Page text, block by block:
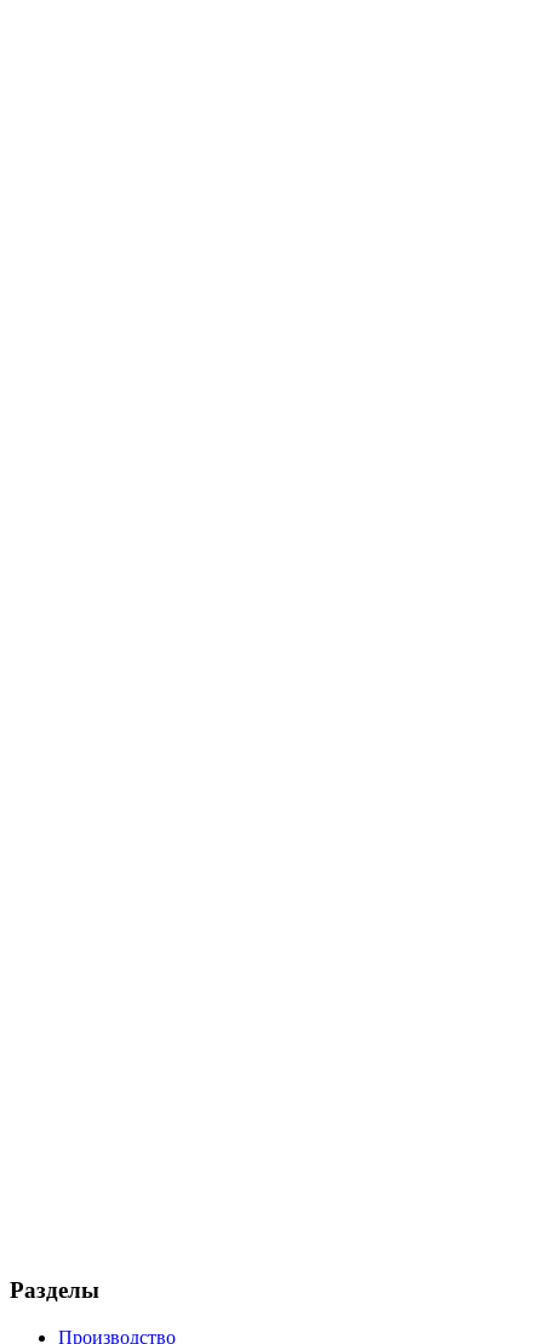
Разделы
Производство